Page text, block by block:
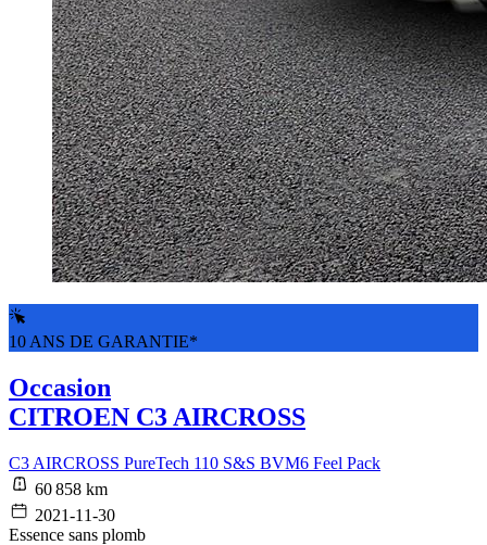
10 ANS DE GARANTIE*
Occasion
CITROEN C3 AIRCROSS
C3 AIRCROSS PureTech 110 S&S BVM6 Feel Pack
60 858 km
2021-11-30
Essence sans plomb